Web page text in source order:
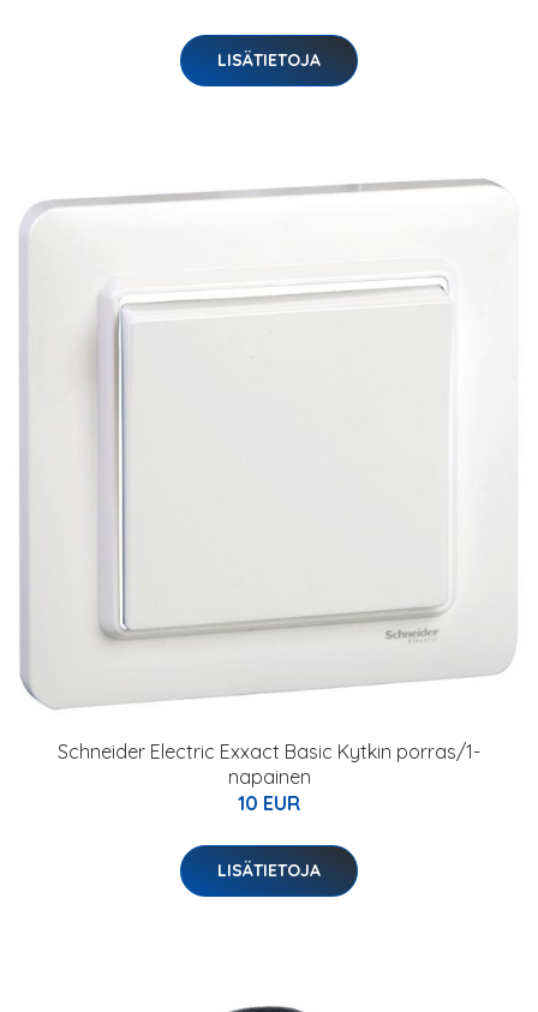
LISÄTIETOJA
Schneider Electric Exxact Basic Kytkin porras/1-
napainen
10 EUR
LISÄTIETOJA